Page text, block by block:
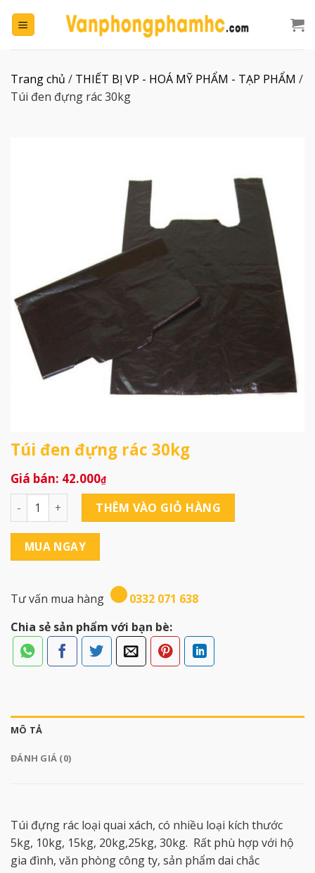
đến
Trang chủ / THIẾT BỊ VP - HOÁ MỸ PHẨM - TẠP PHẨM /
Túi đen đựng rác 30kg
Túi đen đựng rác 30kg
42.000₫
Túi đen đựng rác 30kg số lượng
THÊM VÀO GIỎ HÀNG
MUA NGAY
Tư vấn mua hàng
0332 071 638
Chia sẻ sản phẩm với bạn bè:
MÔ TẢ
ĐÁNH GIÁ (0)
Túi đựng rác loại quai xách, có nhiều loại kích thước
5kg, 10kg, 15kg, 20kg,25kg, 30kg. Rất phù hợp với hộ
gia đình, văn phòng công ty, sản phẩm dai chắc